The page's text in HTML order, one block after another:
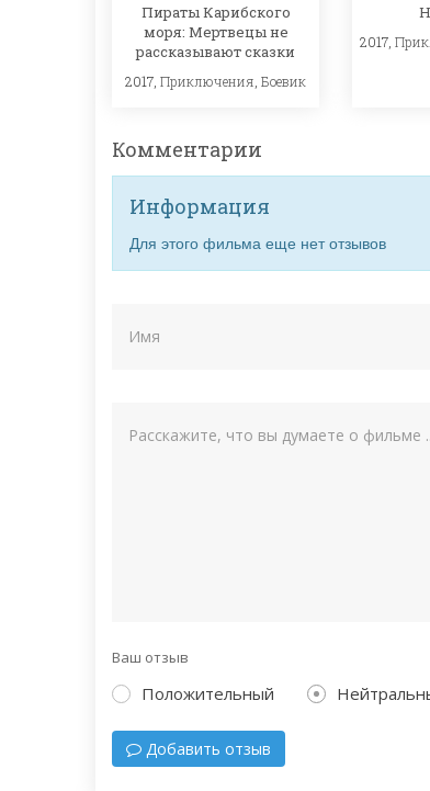
Пираты Карибского
моря: Мертвецы не
рассказывают сказки
2017, Приключения Боевик
2017,
Комментарии
Информация
Для этого фильма еще нет отзывов
Ваш отзыв
Положительный
Добавить отзыв